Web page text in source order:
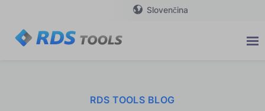
Slovenčina
RDS TOOLS BLOG